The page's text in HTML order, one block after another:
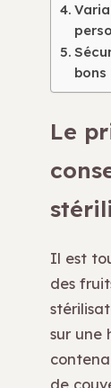
bons
Le
Il est
des
sur une
de